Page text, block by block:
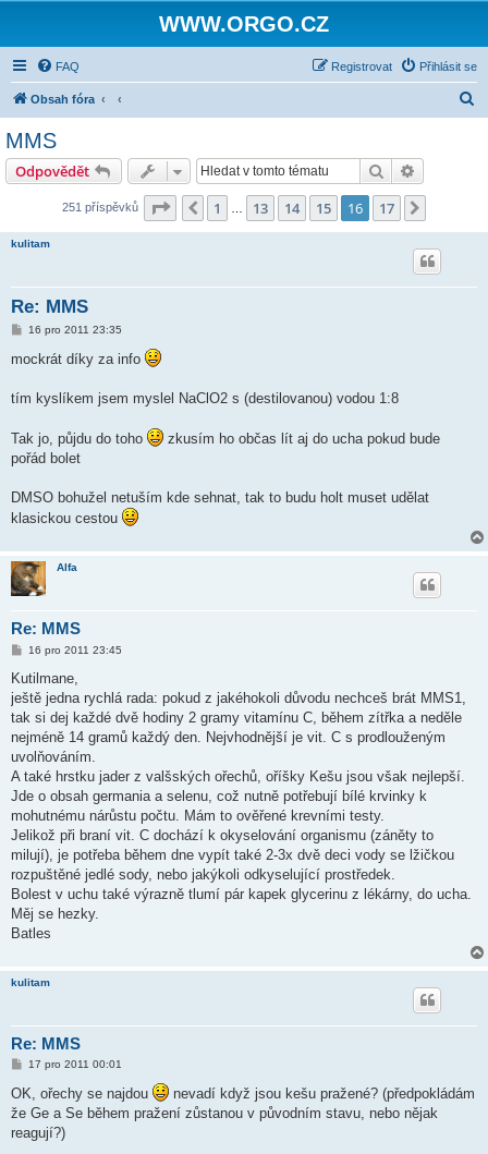
WWW.ORGO.CZ
FAQ Přihlásit se
Registrovat
Obsah fóra
MMS
Odpovědět Hledat
251 příspěvků Stránka 16 z17
Předchozí
1 13 14 15 16 17
kulitam
Re: MMS
P
í
s
ě
v
k
16 pro 2011 23:35
mockrát díky za info
tím kyslíkem jsem myslel NaClO2 s (destilovanou) vodou 1:8
Tak jo, půjdu do toho
zkusím ho občas lít aj do ucha pokud bude
pořád bolet
DMSO bohužel netuším kde sehnat, tak to budu holt muset udělat
klasickou cestou
Alfa
Re: MMS
P
í
p
ě
e
k
16 pro 2011 23:45
Kutilmane,
ještě jedna rychlá rada: pokud z jakéhokoli důvodu nechceš brát MMS1,
tak si dej každé dvě hodiny 2 gramy vitamínu C, během zítřka a neděle
nejméně 14 gramů každý den. Nejvhodnější je vit. C s prodlouženým
uvolňováním.
A také hrstku jader z valšských ořechů, oříšky Kešu jsou však nejlepší.
Jde o obsah germania a selenu, což nutně potřebují bílé krvinky k
mohutnému nárůstu počtu. Mám to ověřené krevními testy.
Jelikož při braní vit. C dochází k okyselování organismu (záněty to
milují), je potřeba během dne vypít také 2-3x dvě deci vody se lžičkou
rozpuštěné jedlé sody, nebo jakýkoli odkyselující prostředek.
Bolest v uchu také výrazně tlumí pár kapek glycerinu z lékárny, do ucha.
Měj se hezky.
Batles
kulitam
Re: MMS
P
í
s
p
ě
v
17 pro 2011 00:01
OK, ořechy se najdou
nevadí když jsou kešu pražené? (předpokládám
že Ge a Se během pražení zůstanou v původním stavu, nebo nějak
reagují?)